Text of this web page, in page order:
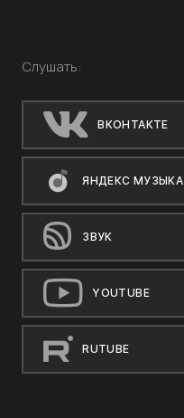
Слушать:
ВКОНТАКТЕ
ЯНДЕКС МУЗЫКА
ЗВУК
YOUTUBE
RUTUBE